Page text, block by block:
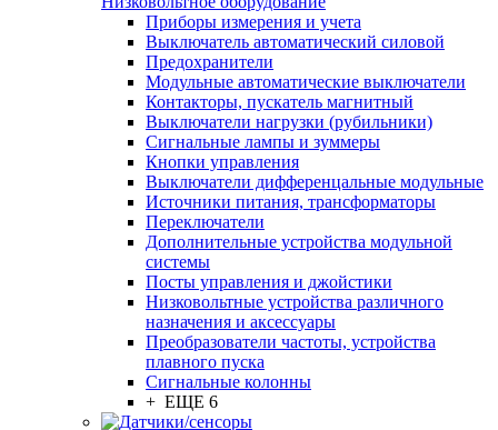
Приборы измерения и учета
Выключатель автоматический силовой
Предохранители
Модульные автоматические выключатели
Контакторы, пускатель магнитный
Выключатели нагрузки (рубильники)
Сигнальные лампы и зуммеры
Кнопки управления
Выключатели дифференцальные модульные
Источники питания, трансформаторы
Переключатели
Дополнительные устройства модульной
системы
Посты управления и джойстики
Низковольтные устройства различного
назначения и аксессуары
Преобразователи частоты, устройства
плавного пуска
Сигнальные колонны
+ ЕЩЕ 6